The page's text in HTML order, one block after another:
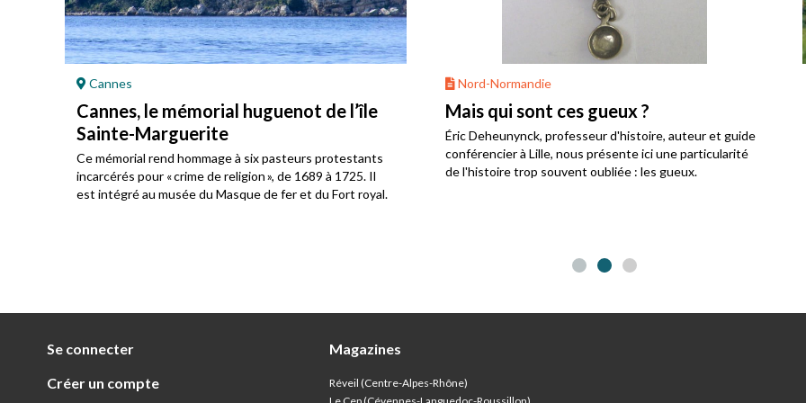
Cannes
Cannes, le mémorial huguenot de l’île
Sainte-Marguerite
Ce mémorial rend hommage à six pasteurs protestants
incarcérés pour « crime de religion », de 1689 à 1725. Il
est intégré au musée du Masque de fer et du Fort royal.
Nord-Normandie
Mais qui sont ces gueux ?
Éric Deheunynck, professeur d'histoire, auteur et guide
conférencier à Lille, nous présente ici une particularité
de l'histoire trop souvent oubliée : les gueux.
Se connecter
Créer un compte
Magazines
Réveil (Centre-Alpes-Rhône)